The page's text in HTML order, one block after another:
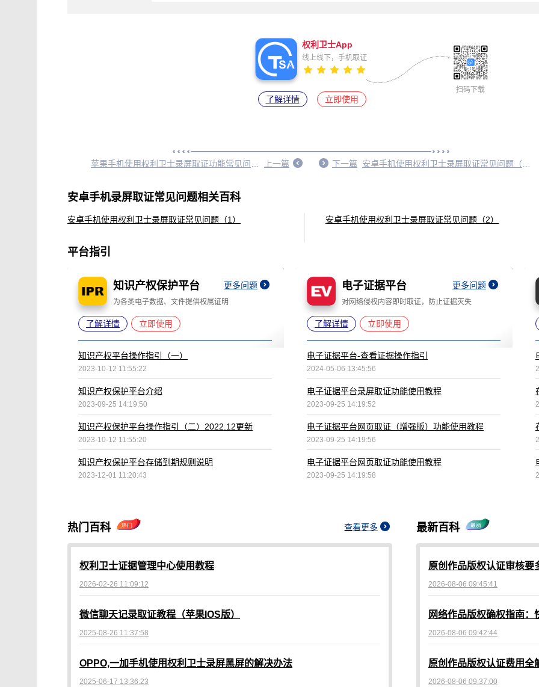
权利卫士App
线上线下，手机取证
了解详情 立即使用
扫码下载
上一篇 下一篇
安卓手机录屏取证常见问题相关百科
安卓手机使用权利卫士录屏取证常见问题（1） 安卓手机使用权利卫士录屏取证常见问题（2）
平台指引
知识产权保护平台 更多问题
为各类电子数据、文件提供权属证明
了解详情 立即使用
知识产权平台操作指引（一）
2023-10-12 11:55:22
知识产权保护平台介绍
2023-09-25 14:19:50
知识产权保护平台操作指引（二）2022.12更新
2023-10-12 11:55:20
知识产权保护平台存储到期规则说明
2023-12-01 11:20:43
电子证据平台 更多问题
对网络侵权内容即时取证，防止证据灭失
了解详情 立即使用
电子证据平台-查看证据操作指引
2024-05-06 13:45:56
电子证据平台录屏取证功能使用教程
2023-09-25 14:19:52
电子证据平台网页取证（增强版）功能使用教程
2023-09-25 14:19:56
电子证据平台网页取证功能使用教程
2023-09-25 14:19:58
热门百科 查看更多
权利卫士证据管理中心使用教程
2026-02-26 11:09:12
微信聊天记录取证教程（苹果IOS版）
2025-08-26 11:37:58
OPPO,一加手机使用权利卫士录屏黑屏的解决办法
2025-06-17 13:36:23
最新百科
原创作品版权认证审核要
2026-08-06 09:45:41
网络作品版权确权指南
2026-08-06 09:42:44
原创作品版权认证费用全
2026-08-06 09:37:00